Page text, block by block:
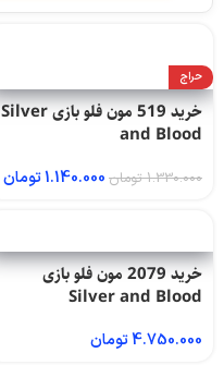
حراج
خرید 519 مون‌ فلو بازی Silver
and Blood
1.330.000 تومان 1.140.000تومان
خرید 2079 مون‌ فلو بازی
Silver and Blood
4.750.000تومان